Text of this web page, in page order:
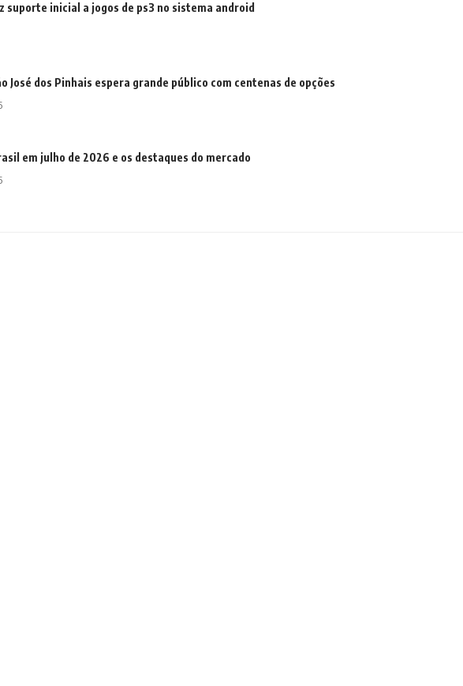
suporte inicial a jogos de ps3 no sistema android
José dos Pinhais espera grande público com centenas de opções
em julho de 2026 e os destaques do mercado